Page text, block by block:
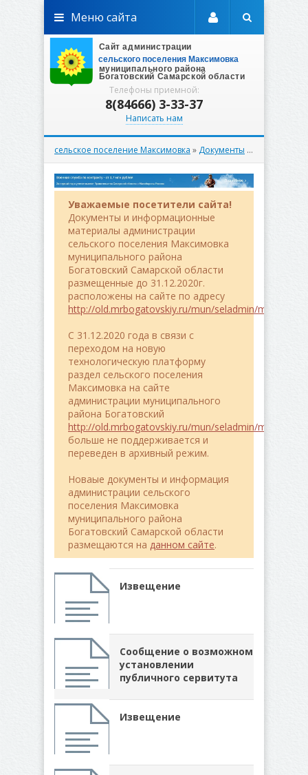
Телефоны приемной:
8(84666) 3-33-37
Написать нам
Меню сайта
сельское поселение Максимовка » Документы
Уважаемые посетители сайта!
Документы и информационные
материалы администрации
сельского поселения Максимовка
муниципального района
Богатовский Самарской области
размещенные до 31.12.2020г.
расположены на сайте по адресу
http://old.mrbogatovskiy.ru/mun/seladmin/
C 31.12.2020 года в связи с
переходом на новую
технологическую платформу
раздел сельского поселения
Максимовка на сайте
администрации муниципального
района Богатовский
http://old.mrbogatovskiy.ru/mun/seladmin/
больше не поддерживается и
переведен в архивный режим.
Новаые документы и информация
администрации сельского
поселения Максимовка
муниципального района
Богатовский Самарской области
размещаются на данном сайте.
Извещение
Сообщение о возможном
установлении
публичного сервитута
Извещение